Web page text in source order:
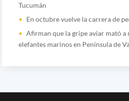
Tucumán
En octubre vuelve la carrera de
Afirman que la gripe aviar mató a
elefantes marinos en Península de